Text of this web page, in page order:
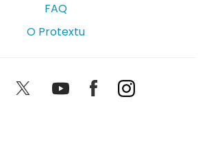
FAQ
O Protextu
LinkedIn TwitterYoutubeFacebookInstagram